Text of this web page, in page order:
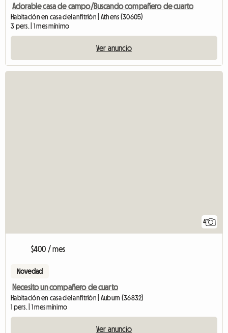
Adorable casa de campo/Buscando compañero de cuarto
Habitación en casa del anfitrión | Athens (30605)
3 pers. | 1 mes mínimo
Ver anuncio
4
$400 / mes
Novedad
Necesito un compañero de cuarto
Habitación en casa del anfitrión | Auburn (36832)
1 pers. | 1 mes mínimo
Ver anuncio